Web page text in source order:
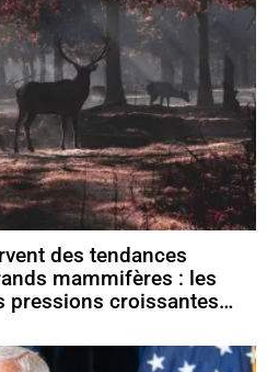
des tendances
mammifères : les
pressions croissantes…